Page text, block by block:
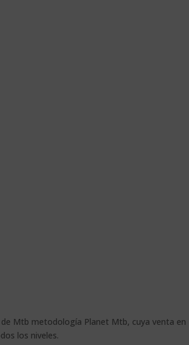
Mtb metodología Planet Mtb, cuya venta en
los niveles.